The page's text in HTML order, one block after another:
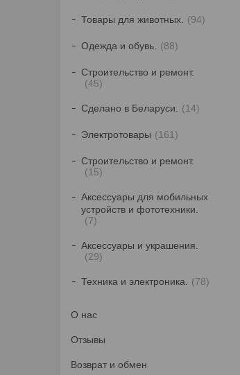
Товары для животных. 94
Одежда и обувь. 88
Строительство и ремонт.
45
Сделано в Беларуси. 14
Электротовары 161
Строительство и ремонт.
15
Аксессуары для мобильных
устройств и фототехники.
7
Аксессуары и украшения.
29
Техника и электроника. 78
О нас
Отзывы
Возврат и обмен